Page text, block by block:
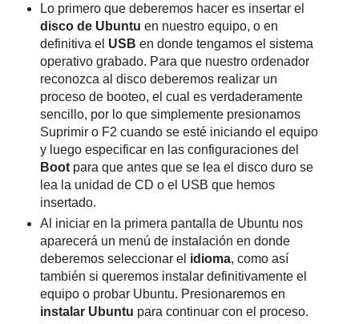
Lo primero que deberemos hacer es insertar el
disco de Ubuntu en nuestro equipo, o en
definitiva el USB en donde tengamos el sistema
operativo grabado. Para que nuestro ordenador
reconozca al disco deberemos realizar un
proceso de booteo, el cual es verdaderamente
sencillo, por lo que simplemente presionamos
Suprimir o F2 cuando se esté iniciando el equipo
y luego especificar en las configuraciones del
Boot para que antes que se lea el disco duro se
lea la unidad de CD o el USB que hemos
insertado.
Al iniciar en la primera pantalla de Ubuntu nos
aparecerá un menú de instalación en donde
deberemos seleccionar el idioma, como así
también si queremos instalar definitivamente el
equipo o probar Ubuntu. Presionaremos en
instalar Ubuntu para continuar con el proceso.